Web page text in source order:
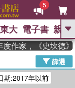
5
GO
The Odyssey 、
史是一群喵 、 暑期
獎 臺灣漫遊錄
大 電子書 親子
作家，《史坎德》
篩選
期:2017年以前